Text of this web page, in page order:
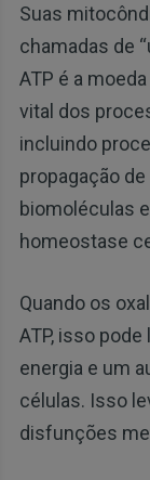
Suas
chamadas de
ATP é a
vital dos
incluindo
propagação
biomoléculas
homeostase
Quando os
ATP, isso
energia e um
células. Isso
disfunções